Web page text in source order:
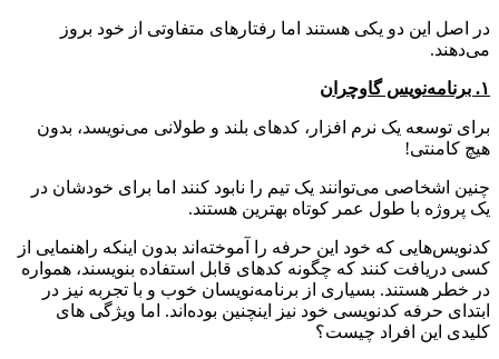
در اصل این دو یکی هستند اما رفتارهای متفاوتی از خود بروز
می‌دهند.
۱. برنامه‌نویس گاوچران
برای توسعه‌ یک نرم افزار، کدهای بلند و طولانی می‌نویسد، بدون
هیچ کامنتی!
چنین اشخاصی می‌توانند یک تیم را نابود کنند اما برای خودشان در
یک پروژه با طول عمر کوتاه بهترین هستند.
کدنویس‌هایی که خود این حرفه را آموخته‌اند بدون اینکه راهنمایی از
کسی دریافت کنند که چگونه کدهای قابل استفاده بنویسند، همواره
در خطر هستند. بسیاری از برنامه‌نویسان خوب و با تجربه نیز در
ابتدای حرفه کدنویسی خود نیز اینچنین بوده‌اند. اما ویژگی های
کلیدی این افراد چیست؟